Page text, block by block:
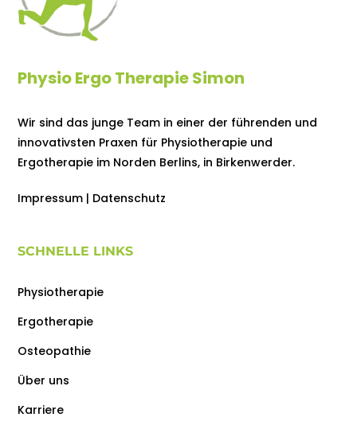
Physio Ergo Therapie Simon
Wir sind das junge Team in einer der führenden und
innovativsten Praxen für Physiotherapie und
Ergotherapie im Norden Berlins, in Birkenwerder.
Impressum | Datenschutz
SCHNELLE LINKS
Physiotherapie
Ergotherapie
Osteopathie
Über uns
Karriere